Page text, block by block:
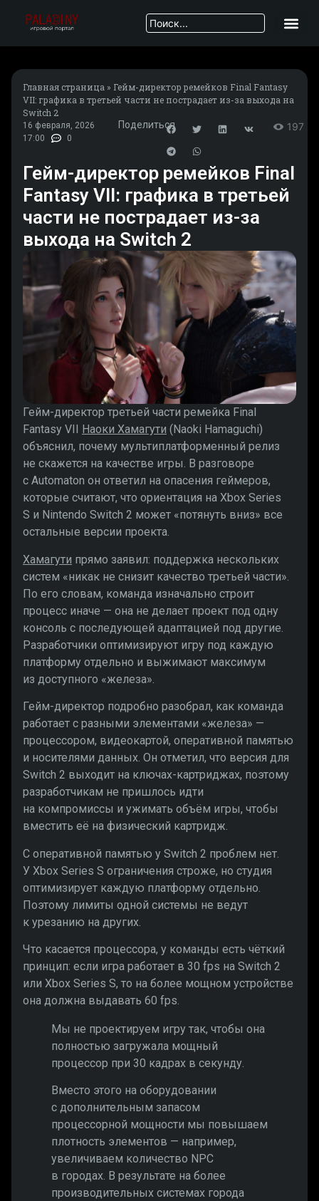
Главная страница » Гейм-директор ремейков Final Fantasy
VII: графика в третьей части не пострадает из-за выхода на
Switch 2
16 февраля, 2026
17:00
0
Поделиться 197
Гейм-директор ремейков Final
Fantasy VII: графика в третьей
части не пострадает из-за
выхода на Switch 2
Гейм-директор третьей части ремейка Final
Fantasy VII
Наоки Хамагути (Naoki Hamaguchi)
объяснил, почему мультиплатформенный релиз
не скажется на качестве игры. В разговоре
с Automaton он ответил на опасения геймеров,
которые считают, что ориентация на Xbox Series
S и Nintendo Switch 2 может «потянуть вниз» все
остальные версии проекта.
Хамагути прямо заявил: поддержка нескольких
систем «никак не снизит качество третьей части».
По его словам, команда изначально строит
процесс иначе — она не делает проект под одну
консоль с последующей адаптацией под другие.
Разработчики оптимизируют игру под каждую
платформу отдельно и выжимают максимум
из доступного «железа».
Гейм-директор подробно разобрал, как команда
работает с разными элементами «железа» —
процессором, видеокартой, оперативной памятью
и носителями данных. Он отметил, что версия для
Switch 2 выходит на ключах-картриджах, поэтому
разработчикам не пришлось идти
на компромиссы и ужимать объём игры, чтобы
вместить её на физический картридж.
С оперативной памятью у Switch 2 проблем нет.
У Xbox Series S ограничения строже, но студия
оптимизирует каждую платформу отдельно.
Поэтому лимиты одной системы не ведут
к урезанию на других.
Что касается процессора, у команды есть чёткий
принцип: если игра работает в 30 fps на Switch 2
или Xbox Series S, то на более мощном устройстве
она должна выдавать 60 fps.
Мы не проектируем игру так, чтобы она
полностью загружала мощный
процессор при 30 кадрах в секунду.
Вместо этого на оборудовании
с дополнительным запасом
процессорной мощности мы повышаем
плотность элементов — например,
увеличиваем количество NPC
в городах. В результате на более
производительных системах города